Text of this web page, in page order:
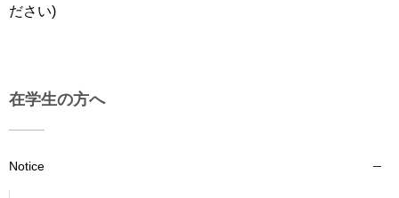
ださい)
在学生の方へ
Notice